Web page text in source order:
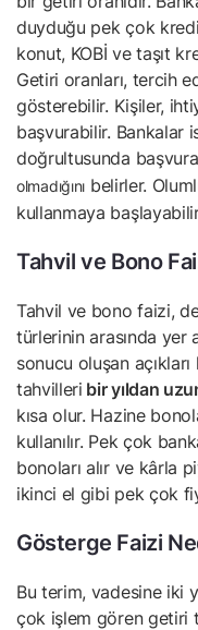
duyduğu pek çok
konut, KOBİ ve taşıt
Getiri oranları, tercih
gösterebilir. Kişiler,
başvurabilir. Bankalar
doğrultusunda
olmadığını belirler.
kullanmaya
Tahvil ve Bono
Tahvil ve bono faizi,
türlerinin arasında yer
sonucu oluşan
tahvilleri bir yıldan
kısa olur. Hazine
kullanılır. Pek çok
bonoları alır ve kârla
ikinci el gibi pek çok
Gösterge Faizi
Bu terim, vadesine iki
çok işlem gören getiri